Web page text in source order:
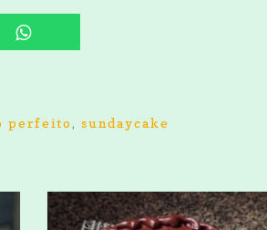
perfeito,sundaycake